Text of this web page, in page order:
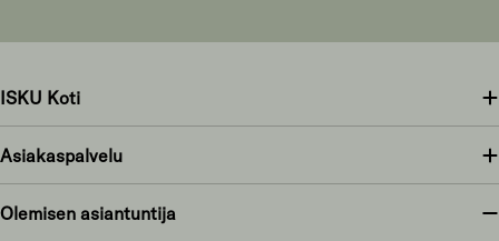
ISKU Koti
Asiakaspalvelu
Olemisen asiantuntija